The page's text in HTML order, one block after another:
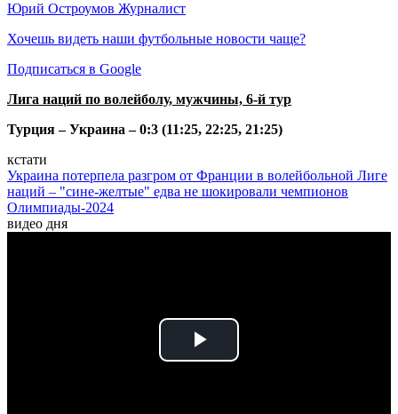
Юрий Остроумов Журналист
Хочешь видеть наши футбольные новости чаще?
Подписаться в Google
Лига наций по волейболу, мужчины, 6-й тур
Турция – Украина – 0:3 (11:25, 22:25, 21:25)
кстати
Украина потерпела разгром от Франции в волейбольной Лиге
наций – "сине-желтые" едва не шокировали чемпионов
Олимпиады-2024
видео дня
Play